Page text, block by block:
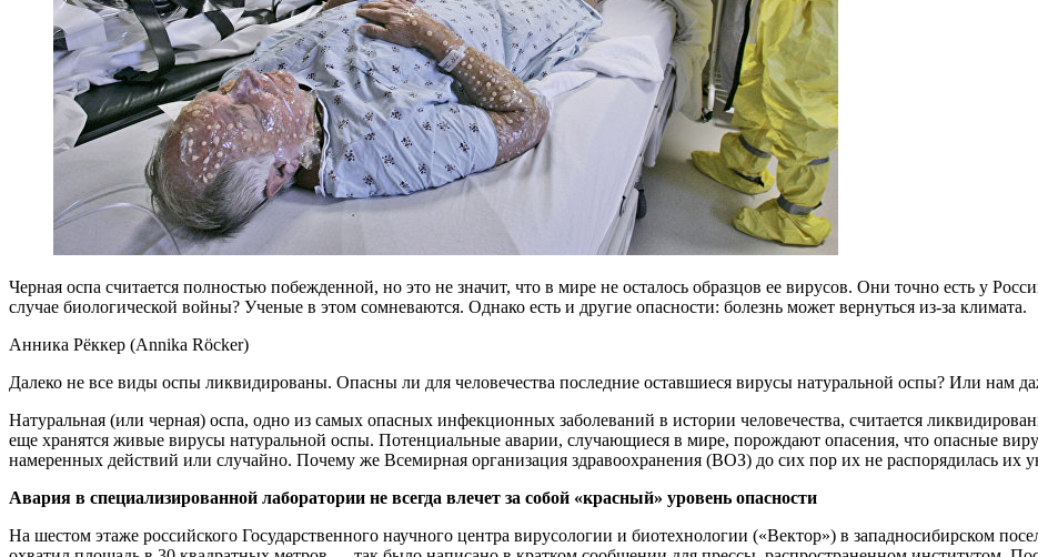
Черная оспа считается полностью побежденной, но это не значит, что в мире не осталось образцов ее вирусов. Они точно есть у
случае биологической войны? Ученые в этом сомневаются. Однако есть и другие опасности: болезнь может вернуться из-за климата.
Анника Рёккер (Annika Röcker)
Далеко не все виды оспы ликвидированы. Опасны ли для человечества последние оставшиеся вирусы натуральной оспы? Или нам
Натуральная (или черная) оспа, одно из самых опасных инфекционных заболеваний в истории человечества, считается
еще хранятся живые вирусы натуральной оспы. Потенциальные аварии, случающиеся в мире, порождают опасения, что опасные
намеренных действий или случайно. Почему же Всемирная организация здравоохранения (ВОЗ) до сих пор их не распорядилась их
Авария в специализированной лаборатории не всегда влечет за собой «красный» уровень опасности
На шестом этаже российского Государственного научного центра вирусологии и биотехнологии («Вектор») в западносибирском